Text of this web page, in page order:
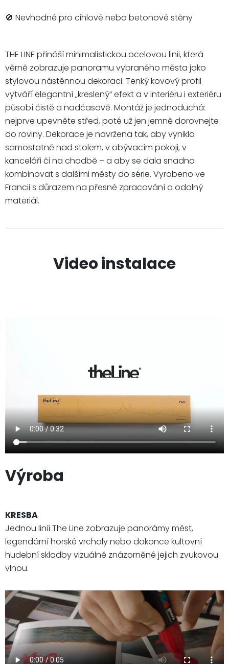
🚫 Nevhodné pro cihlové nebo betonové stěny
THE LINE přináší minimalistickou ocelovou linii, která
věrně zobrazuje panoramu vybraného města jako
stylovou nástěnnou dekoraci. Tenký kovový profil
vytváří elegantní „kreslený“ efekt a v interiéru i exteriéru
působí čistě a nadčasově. Montáž je jednoduchá:
nejprve upevněte střed, poté už jen jemně dorovnejte
do roviny. Dekorace je navržena tak, aby vynikla
samostatně nad stolem, v obývacím pokoji, v
kanceláři či na chodbě – a aby se dala snadno
kombinovat s dalšími městy do série. Vyrobeno ve
Francii s důrazem na přesné zpracování a odolný
materiál.
Video instalace
Výroba
KRESBA
Jednou linií The Line zobrazuje panorámy měst,
legendární horské vrcholy nebo dokonce kultovní
hudební skladby vizuálně znázorněné jejich zvukovou
vlnou.